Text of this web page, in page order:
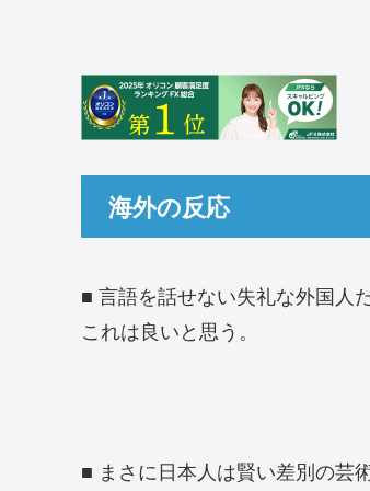
海外の反応
■ 言語を話せない失礼な外国人
これは良いと思う。
■ まさに日本人は賢い差別の芸